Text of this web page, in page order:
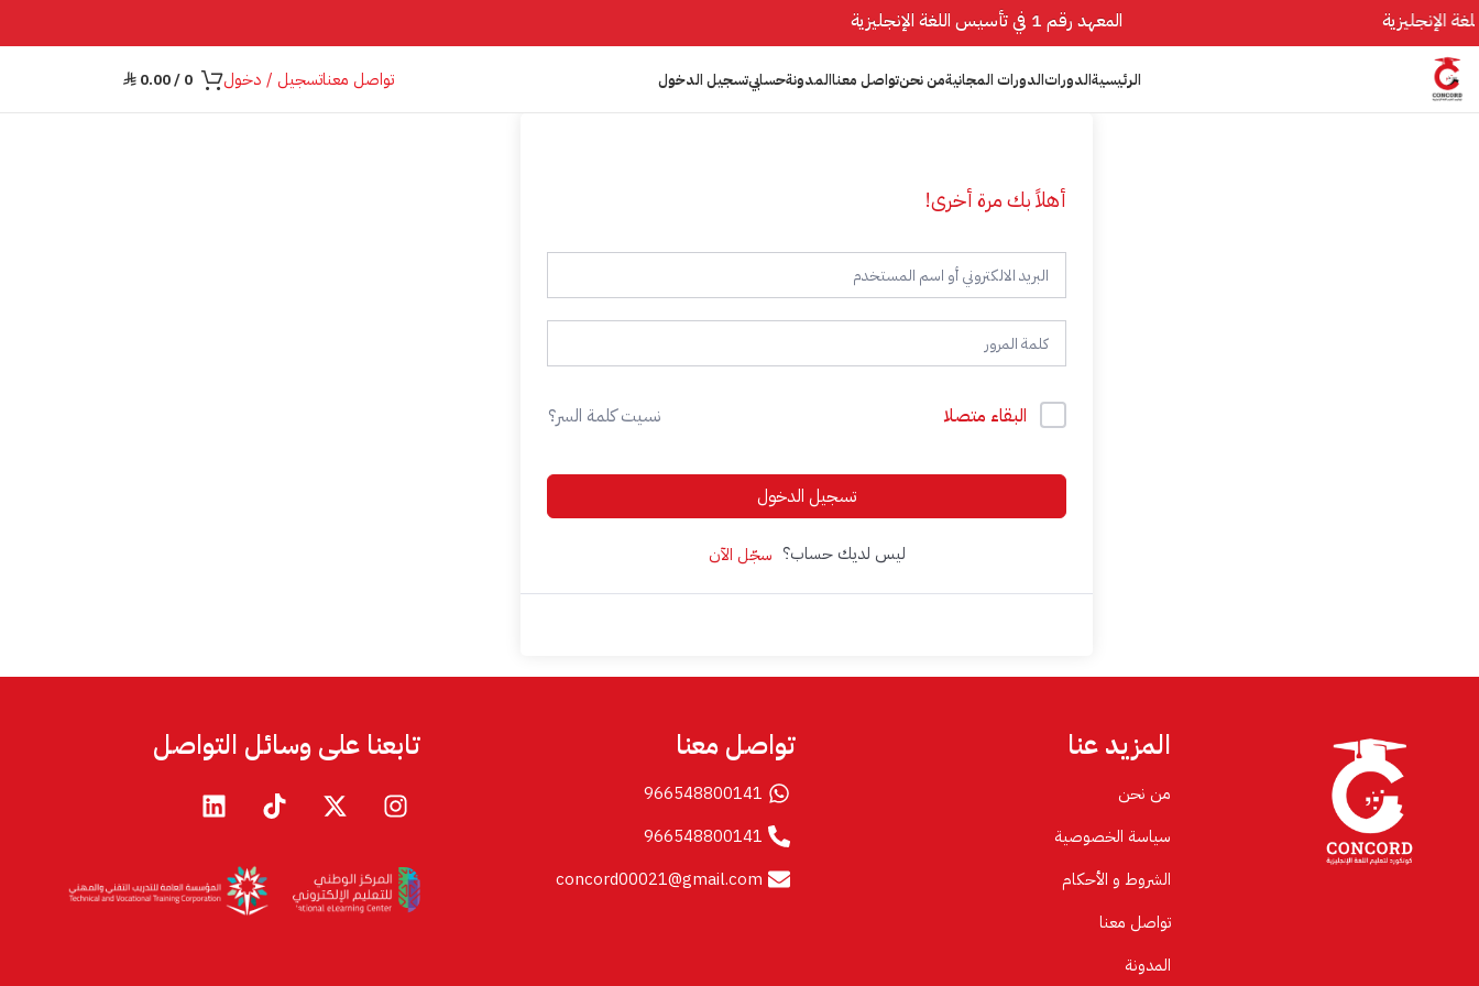
المعهد رقم 1 في تأسيس اللغة الإنجليزية
الرئيسيةالدوراتالدورات المجانيةمن نحنتواصل معناالمدونةحسابيتسجيل الدخول تواصل معناتسجيل / دخول 0
/
⃁ 0.00
أهلاً بك مرة أخرى!
البقاء متصلا نسيت كلمة السر؟
تسجيل الدخول
ليس لديك حساب؟ سجّل الآن
المزيد عنا
من نحن
سياسة الخصوصية
الشروط و الأحكام
تواصل معنا
المدونة
تواصل معنا
966548800141
966548800141
concord00021@gmail.com
تابعنا على وسائل التواصل